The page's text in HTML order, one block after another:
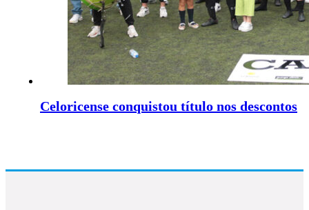
Celoricense conquistou título nos descontos